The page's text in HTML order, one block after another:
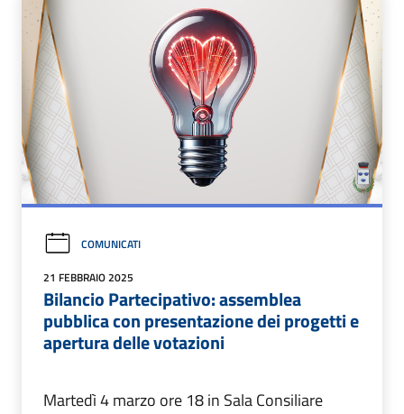
COMUNICATI
21 FEBBRAIO 2025
Bilancio Partecipativo: assemblea
pubblica con presentazione dei progetti e
apertura delle votazioni
Martedì 4 marzo ore 18 in Sala Consiliare